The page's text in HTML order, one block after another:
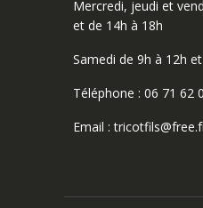
Mercredi, jeudi et
et de 14h à 18h
Samedi de 9h à 12h
Téléphone : 06 71 62
Email :